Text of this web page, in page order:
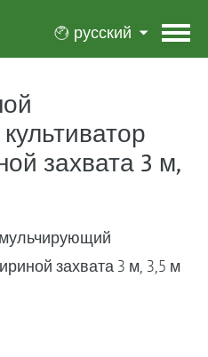
русский
захвата 3 м,
захвата 3 м, 3,5 м